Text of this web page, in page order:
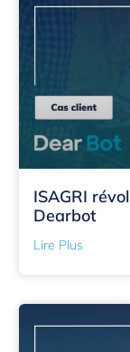
ISAGRI
Dearbot
Lire Plus